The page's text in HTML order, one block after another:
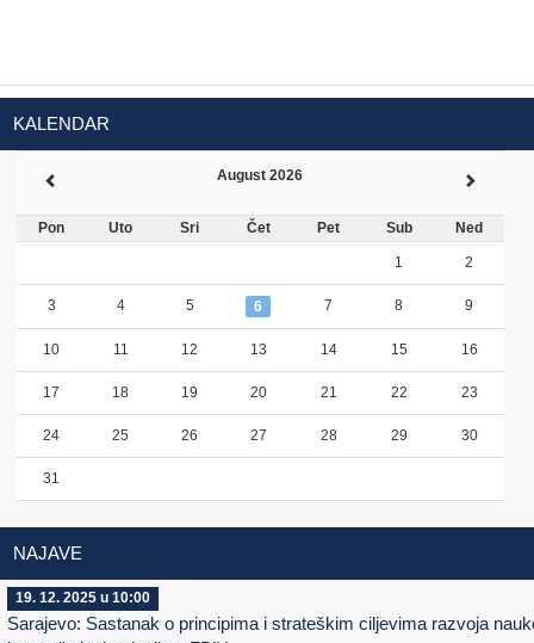
KALENDAR
August 2026
Pon Uto Sri Čet Pet Sub Ned
1 2
3 4 5 6 7 8 9
10 11 12 13 14 15 16
17 18 19 20 21 22 23
24 25 26 27 28 29 30
31
NAJAVE
19. 12. 2025 u 10:00
Sarajevo: Sastanak o principima i strateškim ciljevima razvoja